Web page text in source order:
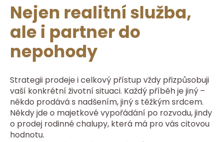
Nejen realitní služba,
ale i partner do
nepohody
Strategii prodeje i celkový přístup vždy přizpůsobuji
vaší konkrétní životní situaci. Každý příběh je jiný –
někdo prodává s nadšením, jiný s těžkým srdcem.
Někdy jde o majetkové vypořádání po rozvodu, jindy
o prodej rodinné chalupy, která má pro vás citovou
hodnotu.